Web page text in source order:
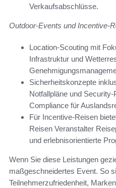
Verkaufsabschlüsse.
Outdoor-Events und Incentive-
Location-Scouting mit
Infrastruktur und
Sicherheitskonzepte
Notfallpläne und
Compliance für
Für Incentive-Reisen
Reisen Veranstalter
und erlebnisorientierte
Wenn Sie diese Leistungen
maßgeschneidertes Event. So
Teilnehmerzufriedenheit,